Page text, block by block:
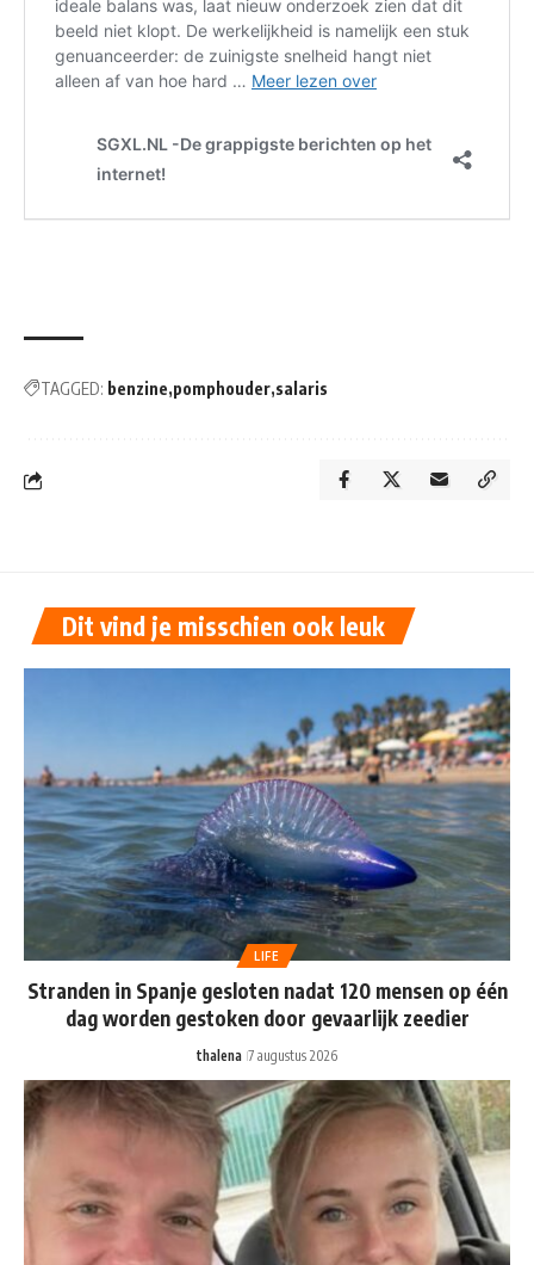
TAGGED: benzine pomphouder salaris
Dit vind je misschien ook leuk
LIFE
Stranden in Spanje gesloten nadat 120 mensen op één
dag worden gestoken door gevaarlijk zeedier
thalena 7 augustus 2026